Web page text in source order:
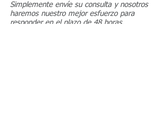
Simplemente envíe su consulta y nosotros
haremos nuestro mejor esfuerzo para
responder en el plazo de 48 horas.